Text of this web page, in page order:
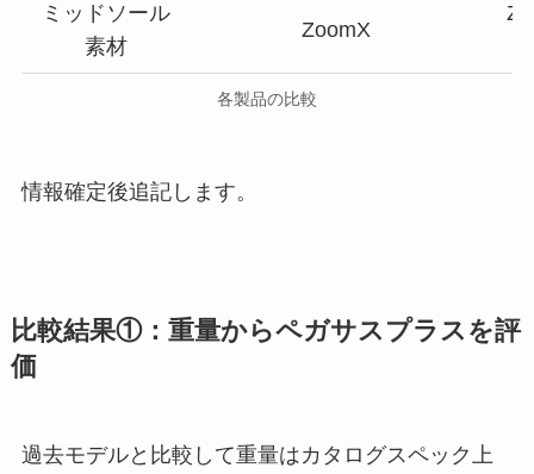
ミッドソール
素材
ZoomX
各製品の比較
情報確定後追記します。
比較結果①：重量からペガサスプラスを評
価
過去モデルと比較して重量はカタログスペック上